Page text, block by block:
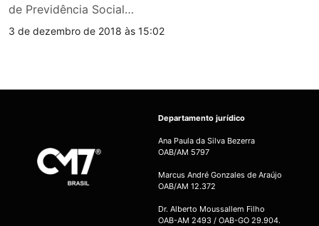
de Previdência Social…
3 de dezembro de 2018 às 15:02
Departamento jurídico
Ana Paula da Silva Bezerra
OAB/AM 5797
Marcus André Gonzales de Araújo
OAB/AM 12.372
Dr. Alberto Moussallem Filho
OAB-AM 2493 / OAB-GO 29.904.